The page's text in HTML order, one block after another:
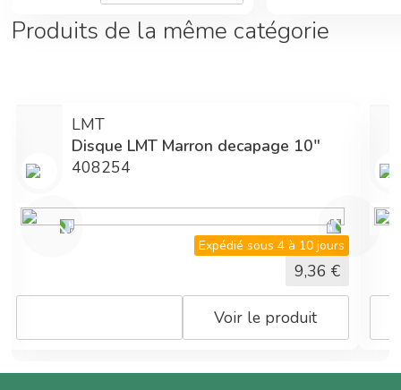
Produits de la même catégorie
LMT
Disque LMT Marron decapage 10"
408254
Expédié sous 4 à 10 jours
9,36 €
Voir le produit